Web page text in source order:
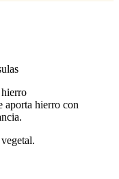
aporta hierro con